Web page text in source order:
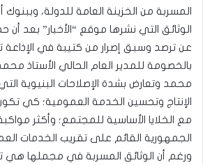
المسربة من الخزينة العامة للدولة،
الوثائق التي نشرها موقع “الأخبار” بعد أن
عن ترصد وسبق إصرار من كتيبة في الإذاعة
بالخصومة للمدير العام الحالي الأستاذ
محمد وتعارض بشدة الإصلاحات البنيوية
الإنتاج وتحسين الخدمة العمومية؛ كي تكون
مع الخلايا الأساسية للمجتمع؛ وأكثر
الجمهورية القائم على تقريب الخدمات
ورغم أن الوثائق المسربة في مجملها هي